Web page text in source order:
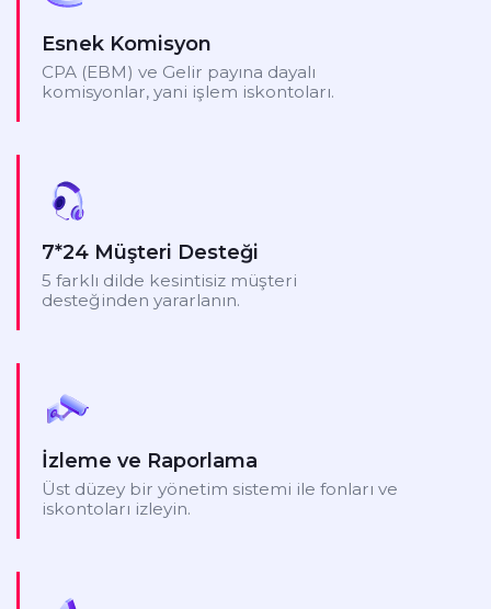
Esnek Komisyon
CPA (EBM) ve Gelir payına dayalı
komisyonlar, yani işlem iskontoları.
7*24 Müşteri Desteği
5 farklı dilde kesintisiz müşteri
desteğinden yararlanın.
İzleme ve Raporlama
Üst düzey bir yönetim sistemi ile fonları ve
iskontoları izleyin.